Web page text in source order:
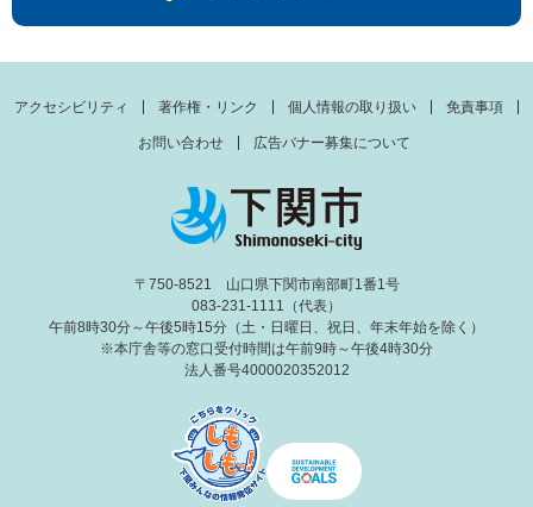
アクセシビリティ 著作権・リンク 個人情報の取り扱い 免責事項
お問い合わせ 広告バナー募集について
〒750-8521 山口県下関市南部町1番1号
083-231-1111（代表）
午前8時30分～午後5時15分（土・日曜日、祝日、年末年始を除く）
※本庁舎等の窓口受付時間は午前9時～午後4時30分
法人番号4000020352012